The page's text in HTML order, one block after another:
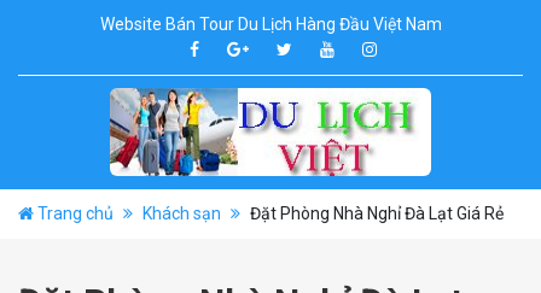
Website Bán Tour Du Lịch Hàng Đầu Việt Nam
Trang chủ Khách sạn Đặt Phòng Nhà Nghỉ Đà Lạt Giá Rẻ